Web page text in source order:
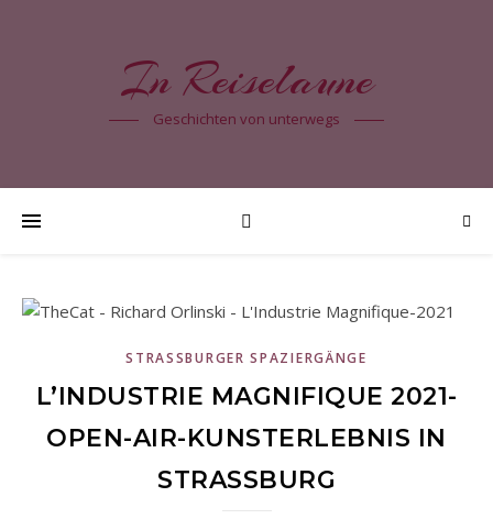
In Reiselaune
Geschichten von unterwegs
STRASSBURGER SPAZIERGÄNGE
L’INDUSTRIE MAGNIFIQUE 2021-
OPEN-AIR-KUNSTERLEBNIS IN
STRASSBURG